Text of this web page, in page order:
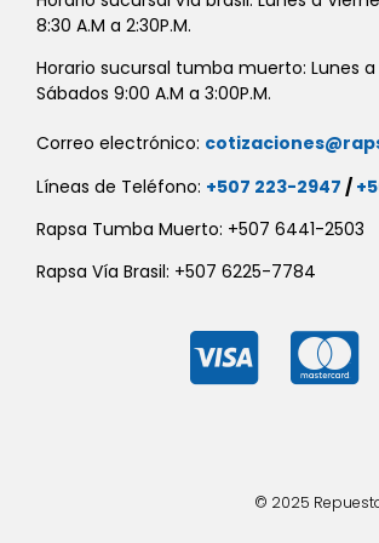
8:30 A.M a 2:30P.M.
Horario sucursal tumba muerto: Lunes a
Sábados 9:00 A.M a 3:00P.M.
Correo electrónico:
Líneas de Teléfono: +507 223-2947 /
Rapsa Tumba Muerto: +507 6441-2503
Rapsa Vía Brasil: +507 6225-7784
© 2025